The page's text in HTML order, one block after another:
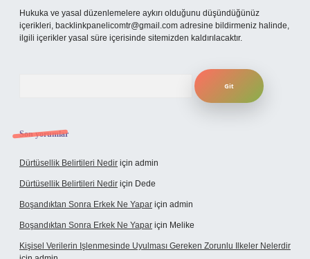
Hukuka ve yasal düzenlemelere aykırı olduğunu düşündüğünüz
içerikleri, backlinkpanelicomtr@gmail.com adresine bildirmeniz halinde,
ilgili içerikler yasal süre içerisinde sitemizden kaldırılacaktır.
Son yorumlar
Dürtüsellik Belirtileri Nedir için admin
Dürtüsellik Belirtileri Nedir için Dede
Boşandıktan Sonra Erkek Ne Yapar için admin
Boşandıktan Sonra Erkek Ne Yapar için Melike
Kişisel Verilerin Işlenmesinde Uyulması Gereken Zorunlu Ilkeler Nelerdir